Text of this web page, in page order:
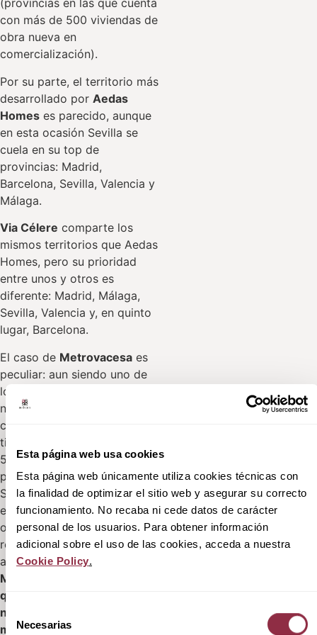
Esta página web usa cookies
Esta página web únicamente utiliza cookies técnicas con
la finalidad de optimizar el sitio web y asegurar su correcto
funcionamiento. No recaba ni cede datos de carácter
personal de los usuarios. Para obtener información
adicional sobre el uso de las cookies, acceda a nuestra
Cookie Policy.
Selección
de Necesarias
(provincias en las que cuenta
con más de 500 viviendas de
obra nueva en
comercialización).
Por su parte, el territorio más
desarrollado por Aedas
Homes es parecido, aunque
en esta ocasión Sevilla se
cuela en su top de
provincias: Madrid,
Barcelona, Sevilla, Valencia y
Málaga.
Via Célere comparte los
mismos territorios que Aedas
Homes, pero su prioridad
entre unos y otros es
diferente: Madrid, Málaga,
Sevilla, Valencia y, en quinto
lugar, Barcelona.
El caso de Metrovacesa es
peculiar: aun siendo uno de
los promotores con mayor
número de viviendas en
comercialización, solamente
tiene una oferta mayor a las
500 unidades en las
provincias de Barcelona y
Sevilla. La peculiaridad de
este promotor es que su
oferta de viviendas es la más
repartida de todos los
actores estudiados:
Metrovacesa es el promotor
que mayor presencia
nacional tiene a lo largo del
mapa, estando presente en